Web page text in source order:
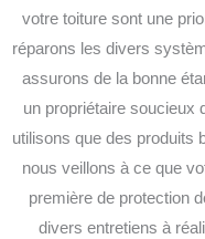
votre toiture sont une
réparons les divers
assurons de la bonne
un propriétaire soucieux
utilisons que des produits
nous veillons à ce que
première de protection
divers entretiens à